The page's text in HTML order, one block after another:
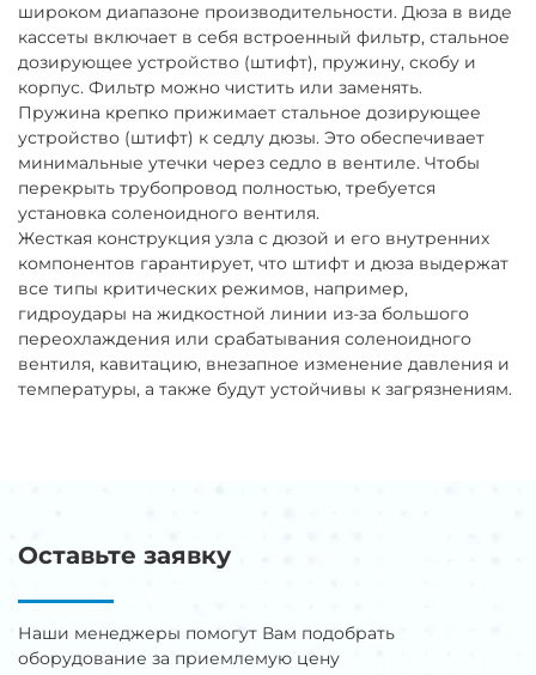
широком диапазоне производительности. Дюза в виде
кассеты включает в себя встроенный фильтр, стальное
дозирующее устройство (штифт), пружину, скобу и
корпус. Фильтр можно чистить или заменять.
Пружина крепко прижимает стальное дозирующее
устройство (штифт) к седлу дюзы. Это обеспечивает
минимальные утечки через седло в вентиле. Чтобы
перекрыть трубопровод полностью, требуется
установка соленоидного вентиля.
Жесткая конструкция узла с дюзой и его внутренних
компонентов гарантирует, что штифт и дюза выдержат
все типы критических режимов, например,
гидроудары на жидкостной линии из-за большого
переохлаждения или срабатывания соленоидного
вентиля, кавитацию, внезапное изменение давления и
температуры, а также будут устойчивы к загрязнениям.
Оставьте заявку
Наши менеджеры помогут Вам подобрать
оборудование за приемлемую цену